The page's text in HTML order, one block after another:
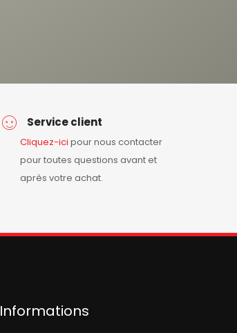
Service client
Cliquez-ici pour nous contacter
pour toutes questions avant et
après votre achat.
Informations